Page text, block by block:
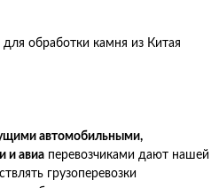
для обработки камня из Китая
автомобильными,
и авиа перевозчиками дают нашей
грузоперевозки